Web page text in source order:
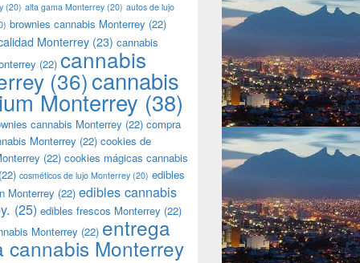
(20) alta gama Monterrey (20) autos de lujo
brownies cannabis Monterrey (22)
Monterrey (23) cannabis
(22) cannabis
(36)cannabis
Monterrey (38)
cannabis Monterrey (22) compra
Monterrey (22) cookies de
(22) cookies mágicas cannabis
(22) cosméticos de lujo Monterrey (20) edibles
Monterrey (22) edibles cannabis
(25) edibles frescos Monterrey (22)
Monterrey (22) entrega
cannabis Monterrey